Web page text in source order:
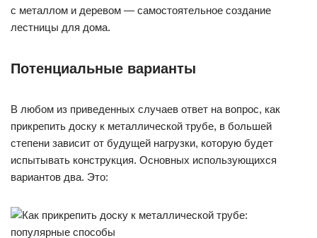
с металлом и деревом — самостоятельное создание
лестницы для дома.
Потенциальные варианты
В любом из приведенных случаев ответ на вопрос, как
прикрепить доску к металлической трубе, в большей
степени зависит от будущей нагрузки, которую будет
испытывать конструкция. Основных использующихся
вариантов два. Это: